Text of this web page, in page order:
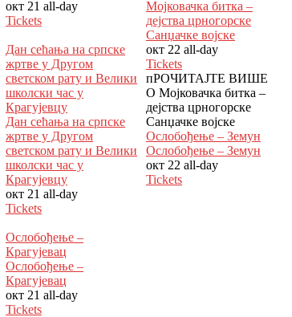
окт 21 all-day
Tickets
Дан сећања на српске
жртве у Другом
светском рату и Велики
школски час у
Крагујевцу
Дан сећања на српске
жртве у Другом
светском рату и Велики
школски час у
Крагујевцу
окт 21 all-day
Tickets
Ослобођење –
Крагујевац
Ослобођење –
Крагујевац
окт 21 all-day
Tickets
Мојковачка битка –
дејства црногорске
Санџачке војске
окт 22 all-day
Tickets
пРОЧИТАЈТЕ ВИШЕ
О Мојковачка битка –
дејства црногорске
Санџачке војске
Ослобођење – Земун
Ослобођење – Земун
окт 22 all-day
Tickets